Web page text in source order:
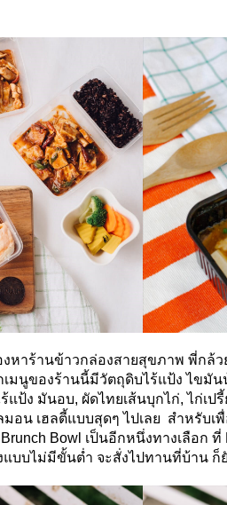
หาร้านข้าวกล่องสายสุขภาพ พี่กล้
มนูของร้านนี้มีวัตถุดิบไร้แป้ง ไขมัน
ร้แป้ง มันอบ, ผัดไทยเส้นบุกไก่, ไก่เ
อน เฮลตี้แบบสุดๆ ไปเลย สำหรับเ
Bowl เป็นอีกหนึ่งทางเลือก ที่
บบไม่มีขั้นต่ำ จะสั่งไปทานที่บ้าน ก็